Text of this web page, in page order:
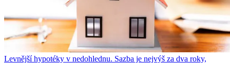
Levnější hypotéky v nedohlednu. Sazba je nejvýš za dva roky,